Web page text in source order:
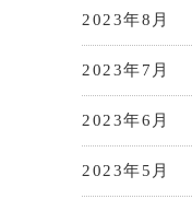
2023年8月
2023年7月
2023年6月
2023年5月